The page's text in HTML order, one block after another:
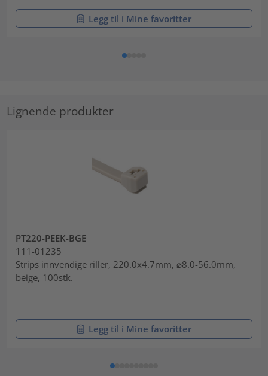
Legg til i Mine favoritter
Lignende produkter
PT220-PEEK-BGE
111-01235
Strips innvendige riller, 220.0x4.7mm, ⌀8.0-56.0mm,
beige, 100stk.
Legg til i Mine favoritter